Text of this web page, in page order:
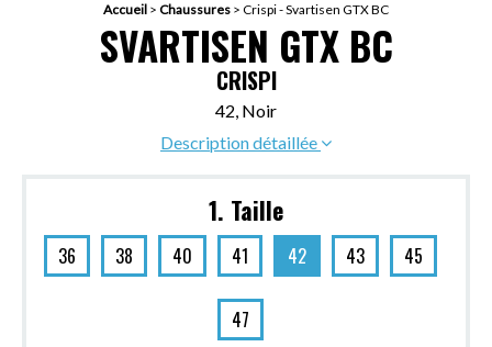
Accueil > Chaussures > Crispi - Svartisen GTX BC
SVARTISEN GTX BC
CRISPI
42, Noir
Description détaillée
1. Taille
36 38 40 41 42 43 45
47